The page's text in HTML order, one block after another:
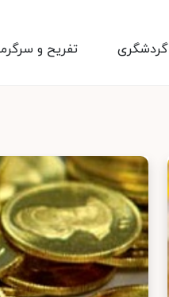
تفریح و گردشگری